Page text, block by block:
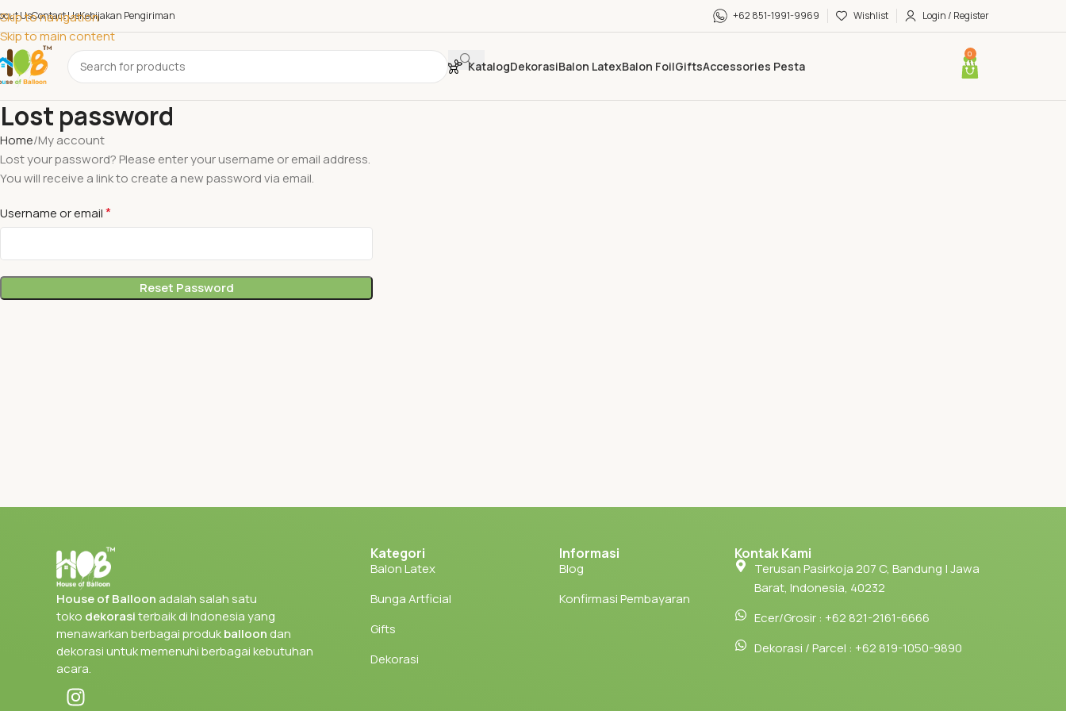
Skip to navigation
Skip to main content
UsContact UsKebijakan Pengiriman +62 851-1991-9969 Wishlist Login / Register
KatalogDekorasiBalon LatexBalon FoilGiftsAccessories Pesta
0
Lost password
Home My account
Lost your password? Please enter your username or email address.
You will receive a link to create a new password via email.
Username or email*
Reset Password
House of Balloon adalah salah satu
toko dekorasiterbaik di Indonesia yang
menawarkan berbagai produkballoon dan
dekorasi untuk memenuhi berbagai kebutuhan
acara.
Kategori
Balon Latex
Bunga Artficial
Gifts
Dekorasi
Informasi
Blog
Konfirmasi Pembayaran
Kontak Kami
Terusan Pasirkoja 207 C, Bandung | Jawa
Barat, Indonesia, 40232
Ecer/Grosir : +62 821-2161-6666
Dekorasi / Parcel : +62 819-1050-9890